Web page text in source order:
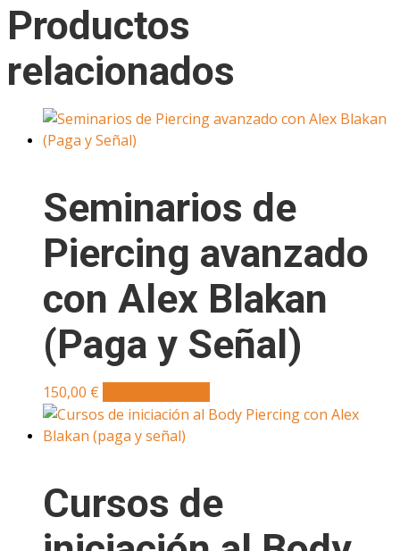
Productos
relacionados
Seminarios de
Piercing avanzado
con Alex Blakan
(Paga y Señal)
150,00 €
Cursos de